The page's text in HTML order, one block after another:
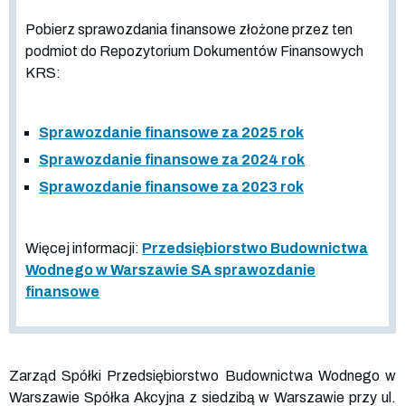
Pobierz sprawozdania finansowe złożone przez ten
podmiot do Repozytorium Dokumentów Finansowych
KRS:
Sprawozdanie finansowe za 2025 rok
Sprawozdanie finansowe za 2024 rok
Sprawozdanie finansowe za 2023 rok
Więcej informacji: Przedsiębiorstwo Budownictwa
Wodnego w Warszawie SA sprawozdanie
finansowe
Zarząd Spółki Przedsiębiorstwo Budownictwa Wodnego w
Warszawie Spółka Akcyjna z siedzibą w Warszawie przy ul.